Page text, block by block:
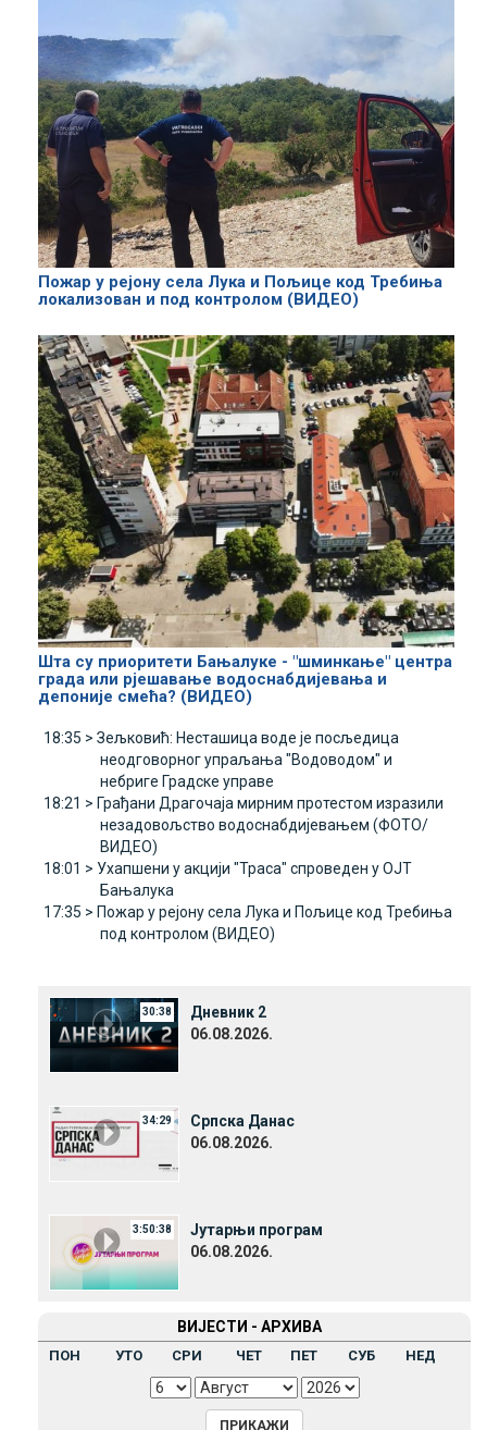
Пожар у рејону села Лука и Пољице код Требиња
локализован и под контролом (ВИДЕО)
Шта су приоритети Бањалуке - "шминкање" центра
града или рјешавање водоснабдијевања и
депоније смећа? (ВИДЕО)
18:35 > Зељковић: Несташица воде је посљедица
неодговорног упраљања "Водоводом" и
небриге Градске управе
18:21 > Грађани Драгочаја мирним протестом изразили
незадовољство водоснабдијевањем (ФОТО/
ВИДЕО)
18:01 > Ухапшени у акцији "Траса" спроведен у ОЈТ
Бањалука
17:35 > Пожар у рејону села Лука и Пољице код Требиња
под контролом (ВИДЕО)
30:38
Дневник 2
06.08.2026.
34:29
Српска Данас
06.08.2026.
3:50:38
Јутарњи програм
06.08.2026.
ВИЈЕСТИ - АРХИВА
ПОН УТО СРИ ЧЕТ ПЕТ СУБ НЕД